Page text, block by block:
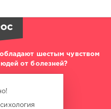
шестым чувством
от болезней?